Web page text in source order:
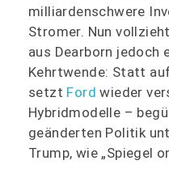
milliardenschwere
Stromer. Nun
aus Dearborn jedoch
Kehrtwende: Statt
setzt Ford wieder
Hybridmodelle –
geänderten Politik
Trump, wie „Spiegel